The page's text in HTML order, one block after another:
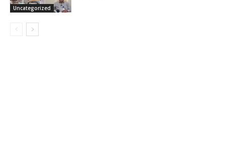
Uncategorized